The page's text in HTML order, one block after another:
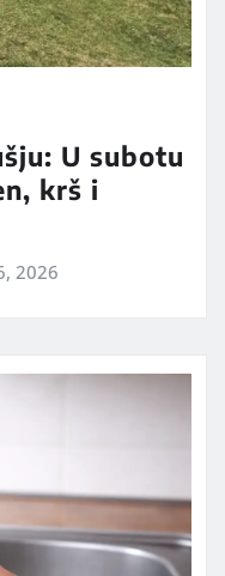
U subotu
krš i
2026